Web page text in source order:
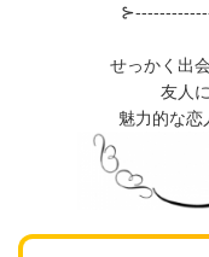
せっかく出
友人
魅力的な